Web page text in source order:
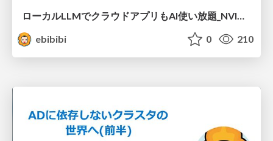
ローカルLLMでクラウドアプリもAI使い放題_NVIDIA DGX Spark × Azure ハイブリッド構成
ebibibi
0 210